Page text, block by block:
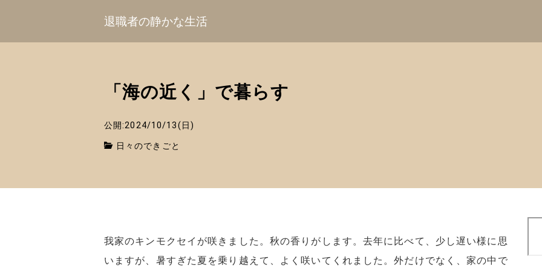
退職者の静かな生活
「海の近く」で暮らす
公開:2024/10/13(日)
日々のできごと
我家のキンモクセイが咲きました。秋の香りがします。去年に比べて、少し遅い様に思
いますが、暑すぎた夏を乗り越えて、よく咲いてくれました。外だけでなく、家の中で